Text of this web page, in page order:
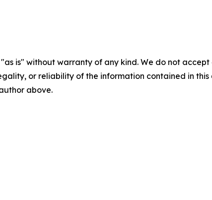
"as is" without warranty of any kind. We do not
or reliability of the information contained in
above.